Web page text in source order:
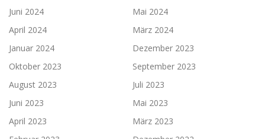
Juni 2024
Mai 2024
April 2024
März 2024
Januar 2024
Dezember 2023
Oktober 2023
September 2023
August 2023
Juli 2023
Juni 2023
Mai 2023
April 2023
März 2023